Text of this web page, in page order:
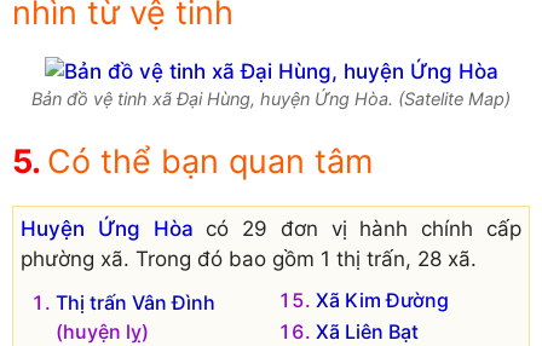
nhìn từ vệ tinh
Bản đồ vệ tinh xã Đại Hùng, huyện Ứng Hòa. (Satelite Map)
Có thể bạn quan tâm
Huyện Ứng Hòa có 29 đơn vị hành chính cấp
phường xã. Trong đó bao gồm 1 thị trấn, 28 xã.
Thị trấn Vân Đình
(huyện lỵ)
Xã Kim Đường
Xã Liên Bạt